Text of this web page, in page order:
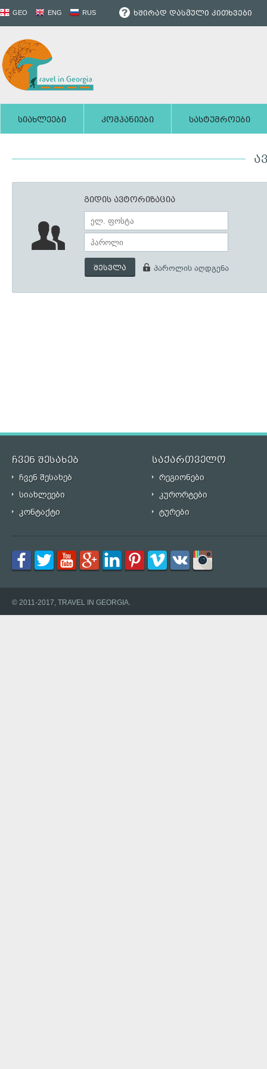
GEO ENG RUS ხშირად დასმული კითხვები
სიახლეები კომპანიები სასტუმროები
გიდის ავტორიზაცია
შესვლა პაროლის აღდგენა
ჩვენ შესახებ საქართველო
ჩვენ შესახებ
რეგიონები
სიახლეები
კურორტები
კონტაქტი
ტურები
© 2011-2017, TRAVEL IN GEORGIA.